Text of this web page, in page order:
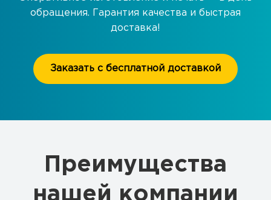
обращения. Гарантия качества и быстрая
доставка!
Заказать с бесплатной доставкой
Преимущества
нашей компании